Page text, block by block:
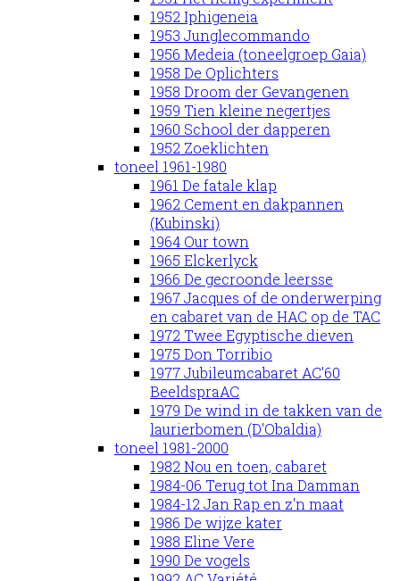
1952 Iphigeneia
1953 Junglecommando
1956 Medeia (toneelgroep Gaia)
1958 De Oplichters
1958 Droom der Gevangenen
1959 Tien kleine negertjes
1960 School der dapperen
1952 Zoeklichten
toneel 1961-1980
1961 De fatale klap
1962 Cement en dakpannen
(Kubinski)
1964 Our town
1965 Elckerlyck
1966 De gecroonde leersse
1967 Jacques of de onderwerping
en cabaret van de HAC op de TAC
1972 Twee Egyptische dieven
1975 Don Torribio
1977 Jubileumcabaret AC'60
BeeldspraAC
1979 De wind in de takken van de
laurierbomen (D'Obaldia)
toneel 1981-2000
1982 Nou en toen, cabaret
1984-06 Terug tot Ina Damman
1984-12 Jan Rap en z'n maat
1986 De wijze kater
1988 Eline Vere
1990 De vogels